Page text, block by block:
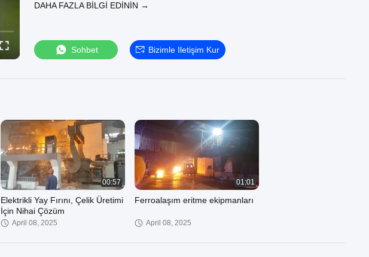
tekniklerinden yararlanan sistemimiz, erimiş çeliğin optimum şekilde karıştırılması
vakum koşulları altında etkili bir şekilde ortadan kaldırır. İki gelişmiş vakum
pompası sistemi sunuyoruz: tam buhar jeti sistemi ve verimlilik ve minimum
ayrıntılarımız, ultra düşük hidrojen içeriği (≤133Pa'da ≤1,5 ​​ppm), ön arıtma ve
ettiğimiz 180'den fazla VD/VOD ve RH sistemiyle kanıtlanmış bir geçmiş
performansımız var. Özel çözümler, profesyonel mühendislik tasarımı, kapsamlı
danışmanlık ve yüksek kaliteli satış sonrası hizmet sunuyoruz. Çelik üretiminizi
yükseltmeye hazır mısınız? Özel bir fiyat teklifi için bugün bizimle iletişime geçin
ve VOD fırınlarımızın çıktınızı nasıl dönüştürebileceğini keşfedin!
DAHA FAZLA BILGI EDININ →
Sohbet Bizimle Iletişim Kur
00:57
Elektrikli Yay Fırını, Çelik Üretimi
İçin Nihai Çözüm
April 08, 2025
01:01
Ferroalaşım eritme ekipmanları
April 08, 2025